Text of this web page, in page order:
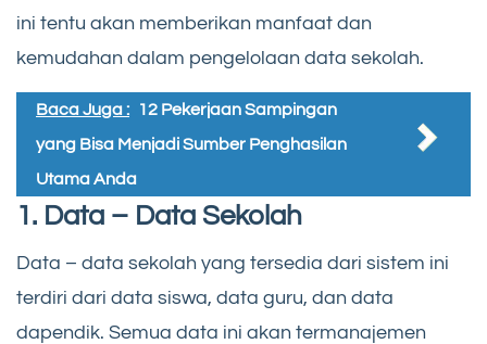
ini tentu akan memberikan manfaat dan
kemudahan dalam pengelolaan data sekolah.
Baca Juga :
12 Pekerjaan Sampingan
yang Bisa Menjadi Sumber Penghasilan
Utama Anda
1. Data – Data Sekolah
Data – data sekolah yang tersedia dari sistem ini
terdiri dari data siswa, data guru, dan data
dapendik. Semua data ini akan termanajemen